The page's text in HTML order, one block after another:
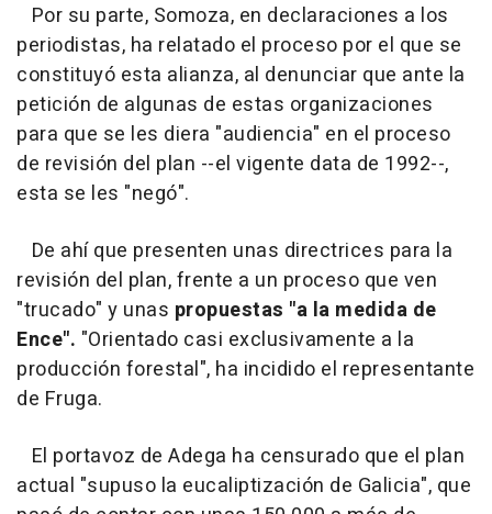
Por su parte, Somoza, en declaraciones a los
periodistas, ha relatado el proceso por el que se
constituyó esta alianza, al denunciar que ante la
petición de algunas de estas organizaciones
para que se les diera "audiencia" en el proceso
de revisión del plan --el vigente data de 1992--,
esta se les "negó".
De ahí que presenten unas directrices para la
revisión del plan, frente a un proceso que ven
"trucado" y unas propuestas "a la medida de
Ence". "Orientado casi exclusivamente a la
producción forestal", ha incidido el representante
de Fruga.
El portavoz de Adega ha censurado que el plan
actual "supuso la eucaliptización de Galicia", que